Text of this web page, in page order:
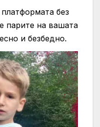
без
парите на вашата
и безбедно.